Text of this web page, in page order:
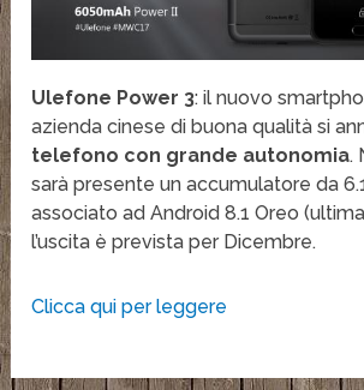
Ulefone Power 3: il nuovo
azienda cinese di buona qualità si
telefono con grande autonomia.
sarà presente un accumulatore da
associato ad Android 8.1 Oreo
l’uscita è prevista per Dicembre.
Clicca qui per leggere